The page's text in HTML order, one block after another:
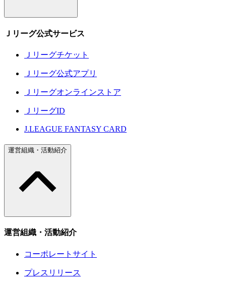
Ｊリーグ公式サービス
Ｊリーグチケット
Ｊリーグ公式アプリ
Ｊリーグオンラインストア
ＪリーグID
J.LEAGUE FANTASY CARD
運営組織・活動紹介
運営組織・活動紹介
コーポレートサイト
プレスリリース